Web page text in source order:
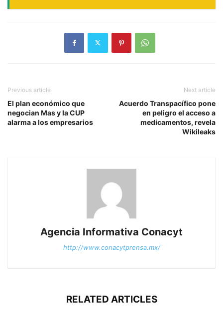
Previous article
El plan económico que
negocian Mas y la CUP
alarma a los empresarios
Next article
Acuerdo Transpacífico pone
en peligro el acceso a
medicamentos, revela
Wikileaks
Agencia Informativa Conacyt
http://www.conacytprensa.mx/
RELATED ARTICLES